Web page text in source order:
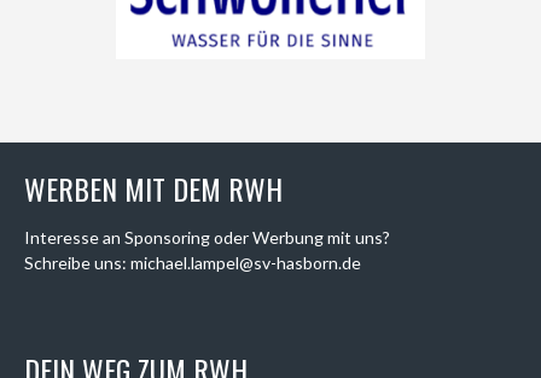
WERBEN MIT DEM RWH
Interesse an Sponsoring oder Werbung mit uns?
Schreibe uns: michael.lampel@sv-hasborn.de